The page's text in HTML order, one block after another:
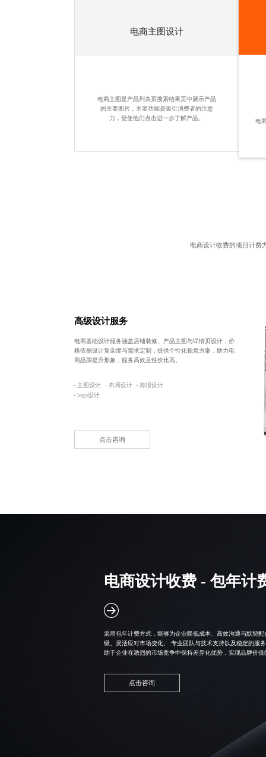
电商主图设计
电商主图是产品列表页搜索结果页中展示产品
的主要图片，主要功能是吸引消费者的注意
力，促使他们点击进一步了解产品。
电
电商设计收费的项目计费
高级设计服务
电商基础设计服务涵盖店铺装修、产品主图与详情页设计，价
格依据设计复杂度与需求定制，提供个性化视觉方案，助力电
商品牌提升形象，服务高效且性价比高。
主图设计 布局设计
海报设计
logo设计
点击咨询
电商设计收费 - 包年计
采用包年计费方式 ，能够为企业降低成本、高效沟通与默契
级、灵活应对市场变化、 专业团队与技术支持以及稳定的服
助于企业在激烈的市场竞争中保持差异化优势，实现品牌价值
点击咨询